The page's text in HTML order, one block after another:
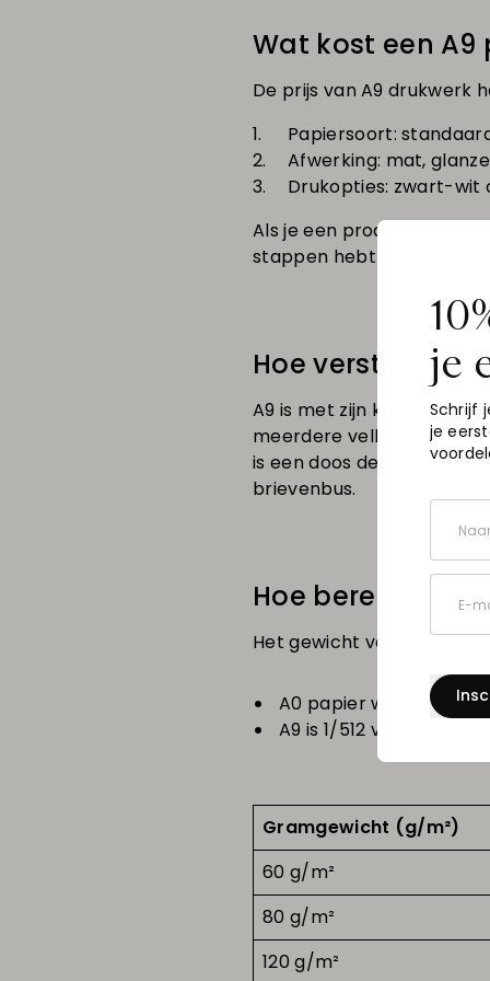
Wat kost een A9
De prijs van A9 drukwerk
Papiersoort:
Afwerking: mat,
Drukopties: zwart-wit
Als je een product bij ons
stappen hebt doorlopen.
Hoe verstuur je
A9 is met zijn kleine
meerdere velletjes wilt
is een doos de handigste
brievenbus.
Hoe bereken je
Het gewicht van A9
A0 papier weegt
A9 is 1/512 van A0, dus
Gramgewicht (g/m²)
60 g/m²
80 g/m²
120 g/m²
je
Schrijf
je
E-